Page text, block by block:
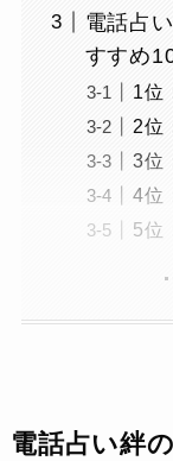
電話占
すすめ
1位
2位
3位
4位
5位
電話占い絆